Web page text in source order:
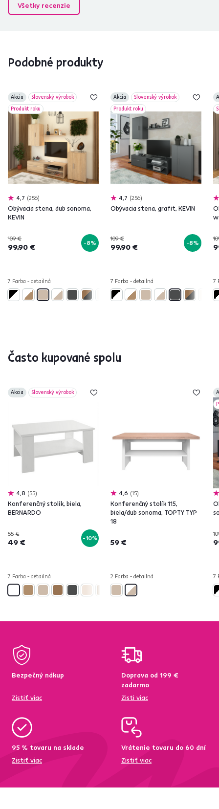
Všetky recenzie
Podobné produkty
Akcia
Slovenský výrobok
Produkt roku
4,7 256
Obývacia stena, dub sonoma,
KEVIN
109 €
99,90 € -8%
7 Farba - detailná
Akcia
Slovenský výrobok
Produkt roku
4,7 256
Obývacia stena, grafit, KEVIN
109 €
99,90 € -8%
7 Farba - detailná 7
Často kupované spolu
Akcia Slovenský výrobok
4,8 55
Konferenčný stolík, biela,
BERNARDO
55 €
49 € -10%
7 Farba - detailná
4,6 15
Konferenčný stolík 115,
biela/dub sonoma, TOPTY TYP
18
59 €
2 Farba - detailná 7
Bezpečný nákup
Zistiť viac
Doprava od 199 €
zadarmo
Zisti viac
95 % tovaru na sklade
Zistiť viac
Vrátenie tovaru do 60 dní
Zistiť viac